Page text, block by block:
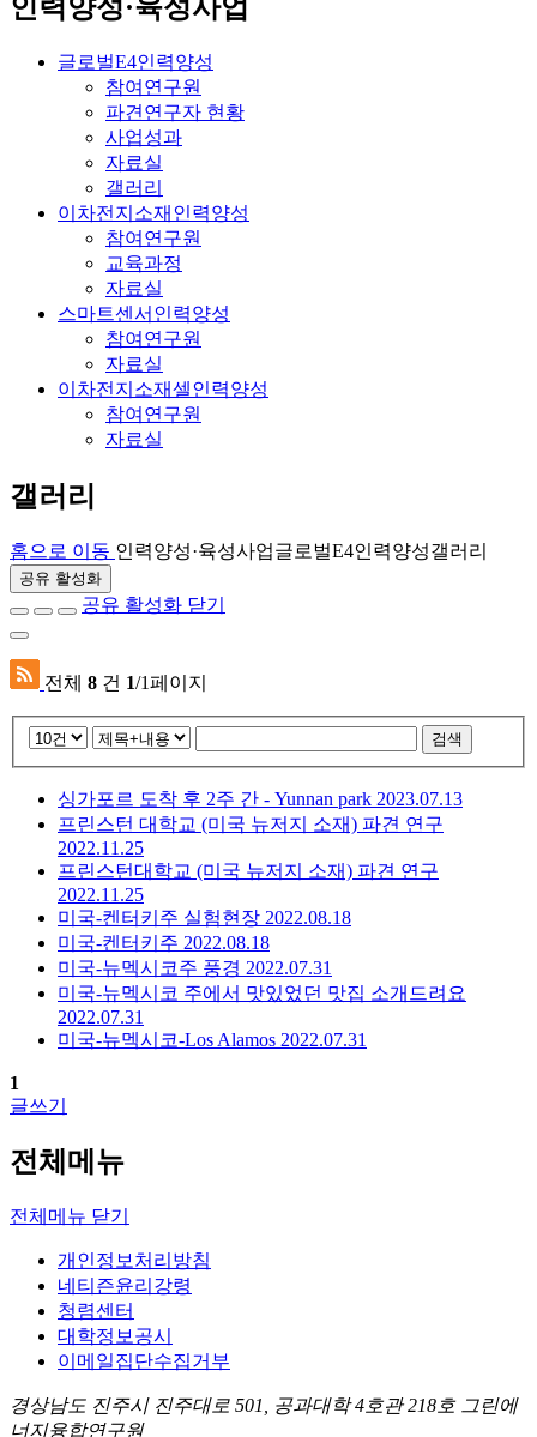
인력양성·육성사업
글로벌E4인력양성
참여연구원
파견연구자 현황
사업성과
자료실
갤러리
이차전지소재인력양성
참여연구원
교육과정
자료실
스마트센서인력양성
참여연구원
자료실
이차전지소재셀인력양성
참여연구원
자료실
갤러리
홈으로 이동 인력양성·육성사업글로벌E4인력양성갤러리
공유 활성화
공유 활성화 닫기
전체 8 건 1/1페이지
검색
싱가포르 도착 후 2주 간 - Yunnan park 2023.07.13
프린스턴 대학교 (미국 뉴저지 소재) 파견 연구
2022.11.25
프린스턴대학교 (미국 뉴저지 소재) 파견 연구
2022.11.25
미국-켄터키주 실험현장 2022.08.18
미국-켄터키주 2022.08.18
미국-뉴멕시코주 풍경 2022.07.31
미국-뉴멕시코 주에서 맛있었던 맛집 소개드려요
2022.07.31
미국-뉴멕시코-Los Alamos 2022.07.31
1
글쓰기
전체메뉴
전체메뉴 닫기
개인정보처리방침
네티즌윤리강령
청렴센터
대학정보공시
이메일집단수집거부
경상남도 진주시 진주대로 501, 공과대학 4호관 218호 그린에
너지융합연구원